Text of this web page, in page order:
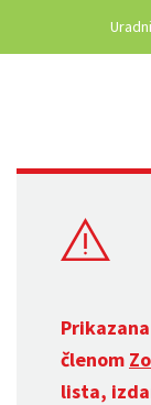
členom
lista,